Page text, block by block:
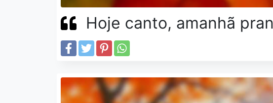
Hoje canto, amanhã